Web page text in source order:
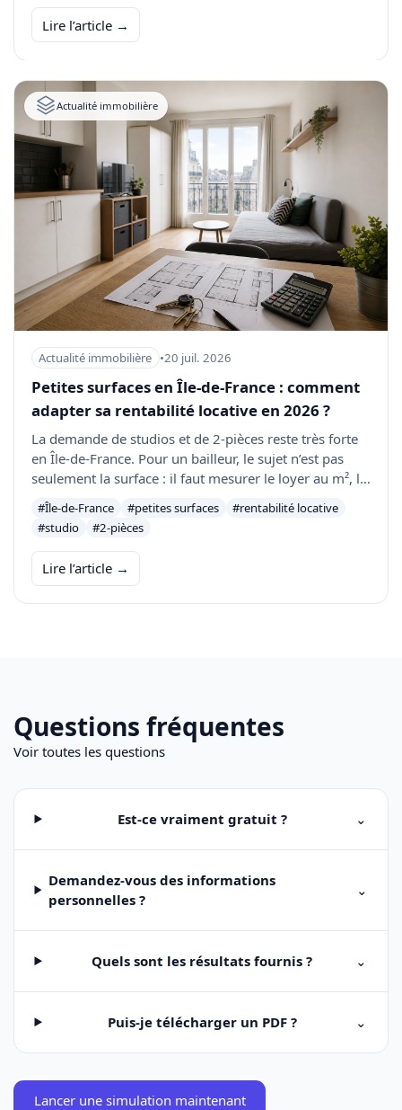
Lire l’article →
Actualité immobilière
Actualité immobilière •20 juil. 2026
Petites surfaces en Île-de-France : comment
adapter sa rentabilité locative en 2026 ?
La demande de studios et de 2-pièces reste très forte
en Île-de-France. Pour un bailleur, le sujet n’est pas
seulement la surface : il faut mesurer le loyer au m², la
vacance, les charges, le financement et la liquidité à la
revente.
#Île-de-France #petites surfaces
#rentabilité locative
#studio
#2-pièces
Lire l’article →
Questions fréquentes
Voir toutes les questions
Est-ce vraiment gratuit ? ⌄
Demandez-vous des informations
personnelles ?
⌄
Quels sont les résultats fournis ? ⌄
Puis-je télécharger un PDF ? ⌄
Lancer une simulation maintenant